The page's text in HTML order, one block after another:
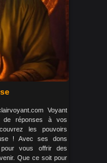
Voyant
de réponses à vos
les pouvoirs
! Avec ses dons
vous offrir des
Que ce soit pour